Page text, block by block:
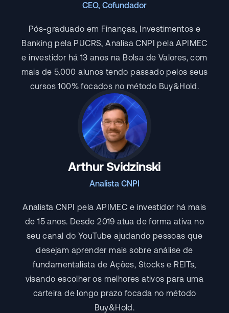
CEO, Cofundador
Pós-graduado em Finanças, Investimentos e
Banking pela PUCRS, Analisa CNPI pela APIMEC
e investidor há 13 anos na Bolsa de Valores, com
mais de 5.000 alunos tendo passado pelos seus
cursos 100% focados no método Buy&Hold.
Arthur Svidzinski
Analista CNPI
Analista CNPI pela APIMEC e investidor há mais
de 15 anos. Desde 2019 atua de forma ativa no
seu canal do YouTube ajudando pessoas que
desejam aprender mais sobre análise de
fundamentalista de Ações, Stocks e REITs,
visando escolher os melhores ativos para uma
carteira de longo prazo focada no método
Buy&Hold.